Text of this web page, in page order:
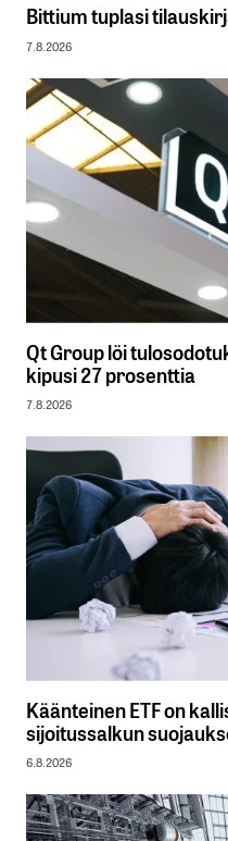
Bittium tuplasi
7.8.2026
Qt Group löi
kipusi 27 prosenttia
7.8.2026
Käänteinen ETF on
sijoitussalkun
6.8.2026